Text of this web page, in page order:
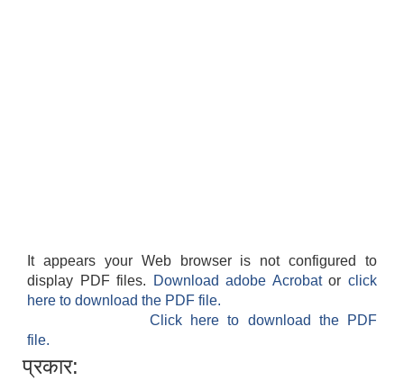
It appears your Web browser is not configured to
display PDF files.
Download adobe Acrobatorclick
here to download the PDF file.
Click here to download the PDF
file.
प्रकार: